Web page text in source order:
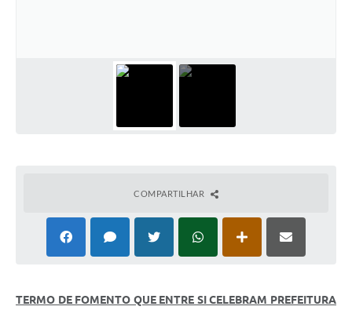
Jornal
COMPARTILHAR
TERMO DE FOMENTO QUE ENTRE SI CELEBRAM PREFEITURA